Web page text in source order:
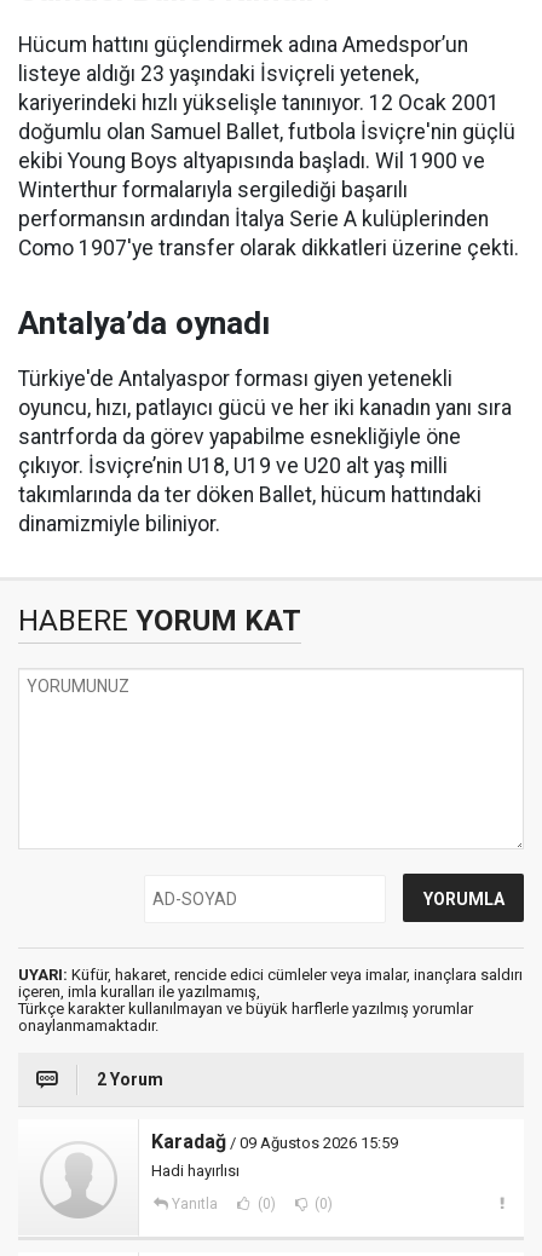
Hücum hattını güçlendirmek adına Amedspor’un
listeye aldığı 23 yaşındaki İsviçreli yetenek,
kariyerindeki hızlı yükselişle tanınıyor. 12 Ocak 2001
doğumlu olan Samuel Ballet, futbola İsviçre'nin güçlü
ekibi Young Boys altyapısında başladı. Wil 1900 ve
Winterthur formalarıyla sergilediği başarılı
performansın ardından İtalya Serie A kulüplerinden
Como 1907'ye transfer olarak dikkatleri üzerine çekti.
Antalya’da oynadı
Türkiye'de Antalyaspor forması giyen yetenekli
oyuncu, hızı, patlayıcı gücü ve her iki kanadın yanı sıra
santrforda da görev yapabilme esnekliğiyle öne
çıkıyor. İsviçre’nin U18, U19 ve U20 alt yaş milli
takımlarında da ter döken Ballet, hücum hattındaki
dinamizmiyle biliniyor.
HABERE YORUM KAT
UYARI: Küfür, hakaret, rencide edici cümleler veya imalar, inançlara saldırı
içeren, imla kuralları ile yazılmamış,
Türkçe karakter kullanılmayan ve büyük harflerle yazılmış yorumlar
onaylanmamaktadır.
2 Yorum
Karadağ / 09 Ağustos 2026 15:59
Hadi hayırlısı
Yanıtla (0) (0)